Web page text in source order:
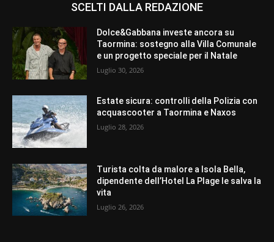
SCELTI DALLA REDAZIONE
Dolce&Gabbana investe ancora su
Taormina: sostegno alla Villa Comunale
e un progetto speciale per il Natale
Luglio 30, 2026
Estate sicura: controlli della Polizia con
acquascooter a Taormina e Naxos
Luglio 28, 2026
Turista colta da malore a Isola Bella,
dipendente dell’Hotel La Plage le salva la
vita
Luglio 26, 2026